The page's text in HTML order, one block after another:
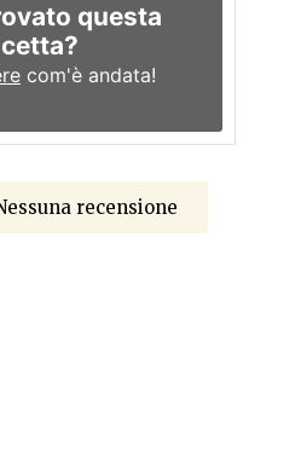
questa
com'è andata!
recensione